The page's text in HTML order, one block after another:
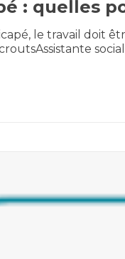
: quelles
le travail doit